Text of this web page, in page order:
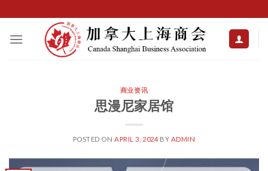
to
content
商业资讯
思漫尼家居馆
POSTED ON APRIL 3, 2024 BY ADMIN